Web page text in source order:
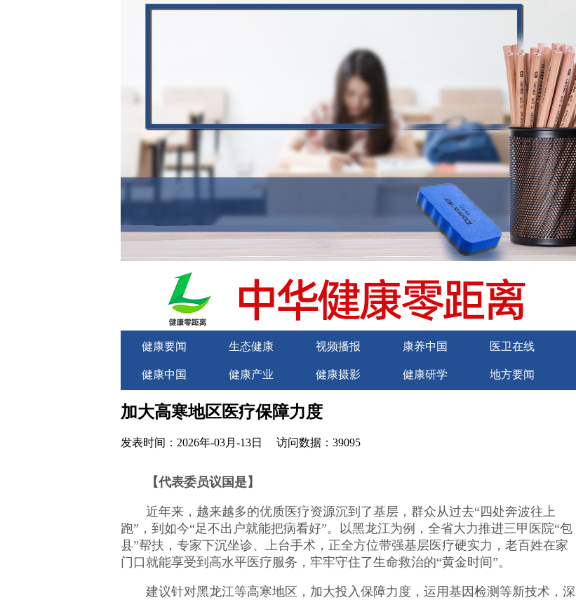
健康要闻 生态健康 视频播报 康养中国 医卫在线
健康中国 健康产业 健康摄影 健康研学 地方要闻
关于我们 商务合作 商务合作
加大高寒地区医疗保障力度
发表时间：2026年-03月-13日 访问数据：39095
【代表委员议国是】
近年来，越来越多的优质医疗资源沉到了基层，群众从过去“四处奔波往上
跑”，到如今“足不出户就能把病看好”。以黑龙江为例，全省大力推进三甲医院“包
县”帮扶，专家下沉坐诊、上台手术，正全方位带强基层医疗硬实力，老百姓在家
门口就能享受到高水平医疗服务，牢牢守住了生命救治的“黄金时间”。
建议针对黑龙江等高寒地区，加大投入保障力度，运用基因检测等新技术，深